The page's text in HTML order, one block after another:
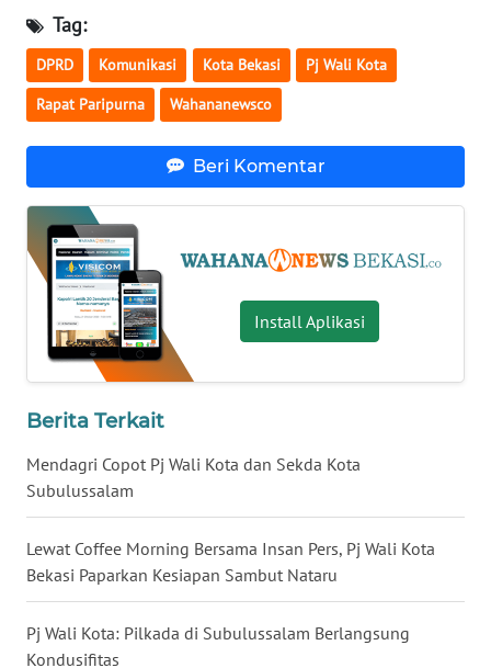
Tag:
DPRD Komunikasi Kota Bekasi Pj Wali Kota
Rapat Paripurna Wahananewsco
Beri Komentar
Install Aplikasi
Berita Terkait
Mendagri Copot Pj Wali Kota dan Sekda Kota
Subulussalam
Lewat Coffee Morning Bersama Insan Pers, Pj Wali Kota
Bekasi Paparkan Kesiapan Sambut Nataru
Pj Wali Kota: Pilkada di Subulussalam Berlangsung
Kondusifitas
WN
KALBAR
WN
WN
KALTARA
WN
KALSEL
KALTIM
WN
SULSEL
WN
GORONTALO
WN
SULUT